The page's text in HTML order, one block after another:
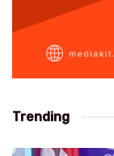
Trending